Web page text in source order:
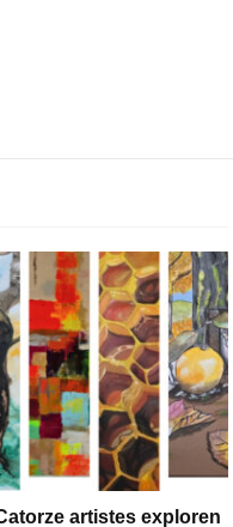
artistes exploren